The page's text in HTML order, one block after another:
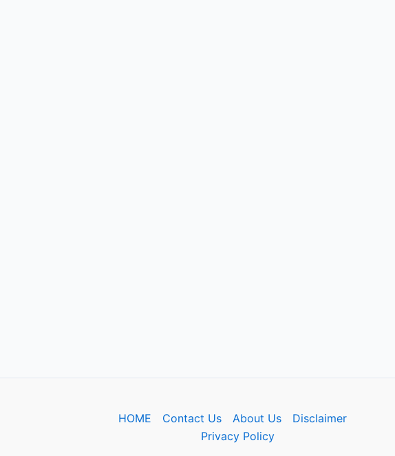
HOME Contact Us About Us
Disclaimer
Privacy Policy